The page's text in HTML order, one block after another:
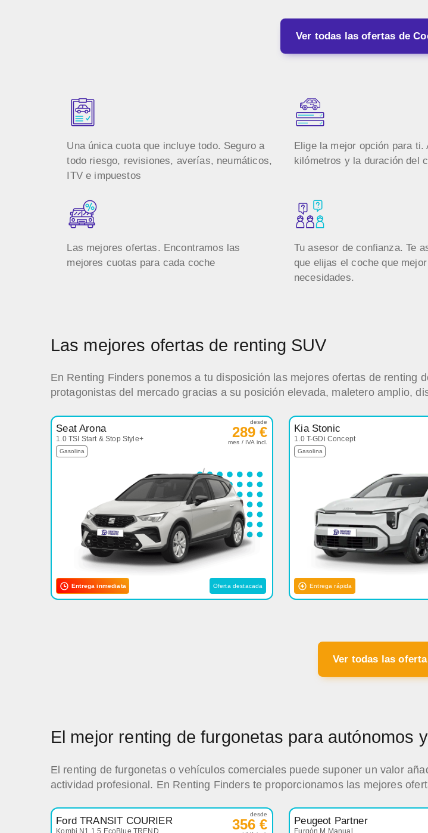
Ver todas las ofertas de
Una única cuota que incluye todo. Seguro a
todo riesgo, revisiones, averías, neumáticos,
ITV e impuestos
Elige la mejor opción para ti.
kilómetros y la duración del
Las mejores ofertas. Encontramos las
mejores cuotas para cada coche
Tu asesor de confianza. Te
que elijas el coche que
necesidades.
Las mejores ofertas de renting SUV
En Renting Finders ponemos a tu disposición las mejores ofertas de renting
protagonistas del mercado gracias a su posición elevada, maletero amplio,
Seat Arona
1.0 TSI Start & Stop Style+
Gasolina
desde
289 €
mes / IVA incl.
Entrega inmediata Oferta destacada
Kia Stonic
1.0 T-GDi Concept
Gasolina
Entrega rápida
Ver todas las
El mejor renting de furgonetas para autónomos
El renting de furgonetas o vehículos comerciales puede suponer un valor
actividad profesional. En Renting Finders te proporcionamos las mejores
Ford TRANSIT COURIER
Kombi N1 1.5 EcoBlue TREND
desde
356 € Peugeot Partner
Furgón M Manual